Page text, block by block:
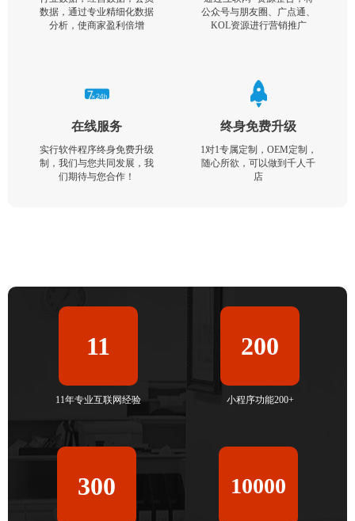
数据，通过专业精细化数据
分析，使商家盈利倍增
公众号与朋友圈、广点通、
KOL资源进行营销推广
在线服务
实行软件程序终身免费升级
制，我们与您共同发展，我
们期待与您合作！
终身免费升级
1对1专属定制，OEM定制，
随心所欲，可以做到千人千
店
11
11年专业互联网经验
200
小程序功能200+
300 10000